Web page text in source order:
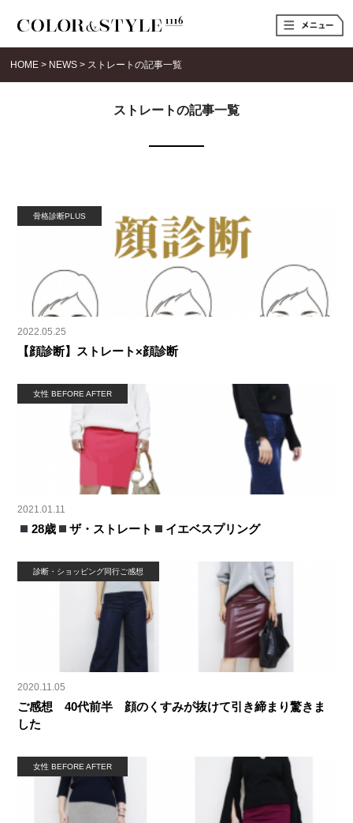
t
o
e
HOME > NEWS > ストレートの記事一覧
ストレートの記事一覧
骨格診断PLUS
2022.05.25
【顔診断】ストレート×顔診断
女性 BEFORE AFTER
2021.01.11
28歳 ザ・ストレート イエベスプリング
診断・ショッピング同行ご感想
2020.11.05
ご感想 40代前半 顔のくすみが抜けて引き締まり驚きま
した
女性 BEFORE AFTER